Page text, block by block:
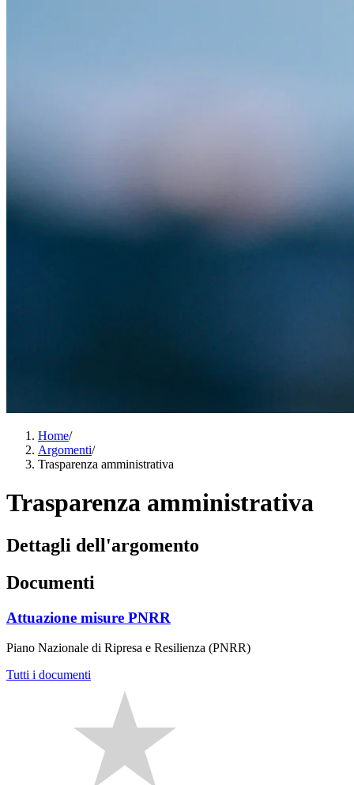
Home/
Argomenti/
Trasparenza amministrativa
Trasparenza amministrativa
Dettagli dell'argomento
Documenti
Attuazione misure PNRR
Piano Nazionale di Ripresa e Resilienza (PNRR)
Tutti i documenti